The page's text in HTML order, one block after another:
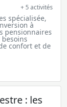
+ 5 activités
spécialisée,
à
pensionnaires
confort et de
: les